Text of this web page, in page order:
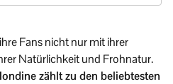
Fans nicht nur mit ihrer
Natürlichkeit und Frohnatur.
zählt zu den beliebtesten